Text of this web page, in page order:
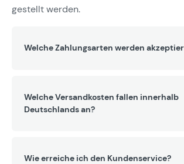
gestellt werden.
Welche Zahlungsarten werden
Welche Versandkosten fallen innerhalb
Deutschlands an?
Wie erreiche ich den Kundenservice?